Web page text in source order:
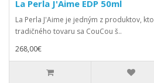
La Perla J'Aime EDP 50ml
La Perla J'Aime je jedným z produktov,
tradičného tovaru sa CouCou š..
268,00€